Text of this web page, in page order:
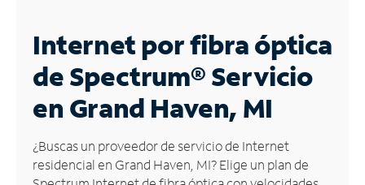
Business
Contáctanos
Inglés
Administrar
Internet por fibra óptica
de Spectrum®Servicio
en Grand Haven, MI
¿Buscas un proveedor de servicio de Internet
residencial en Grand Haven, MI? Elige un plan de